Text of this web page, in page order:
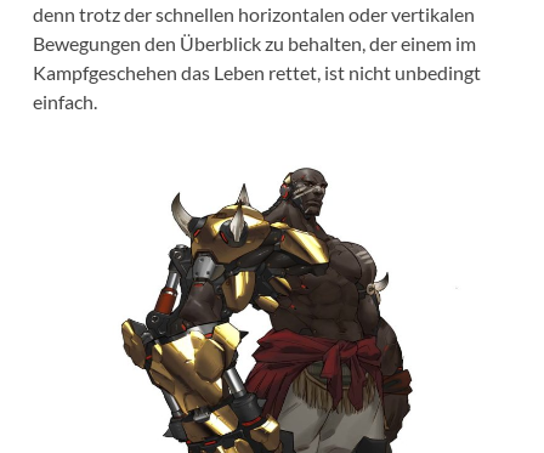
denn trotz der schnellen horizontalen oder vertikalen
Bewegungen den Überblick zu behalten, der einem im
Kampfgeschehen das Leben rettet, ist nicht unbedingt
einfach.